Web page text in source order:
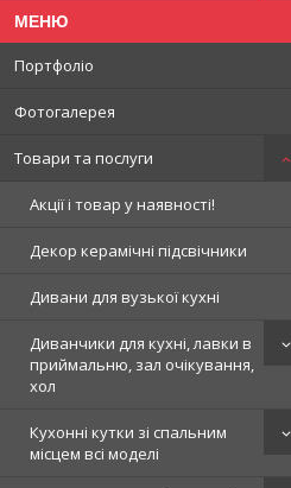
Портфоліо
Фотогалерея
Товари та послуги
Акції і товар у наявності!
Декор керамічні підсвічники
Дивани для вузької кухні
Диванчики для кухні, лавки в
приймальню, зал очікування,
хол
Кухонні кутки зі спальним
місцем всі моделі